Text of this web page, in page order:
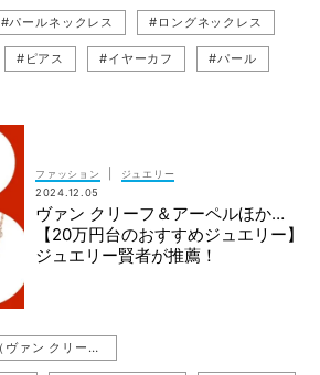
#パールネックレス #ロングネックレス
#ピアス #イヤーカフ #パール
ファッション
ジュエリー
2024.12.05
ヴァン クリーフ＆アーペルほか…
【20万円台のおすすめジュエリー】
ジュエリー賢者が推薦！
#Van Cleef ＆ Arpels（ヴァン クリーフ＆アーペル）